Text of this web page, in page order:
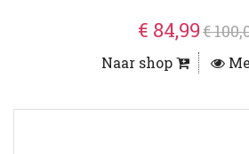
€ 84,99€
Naar shop